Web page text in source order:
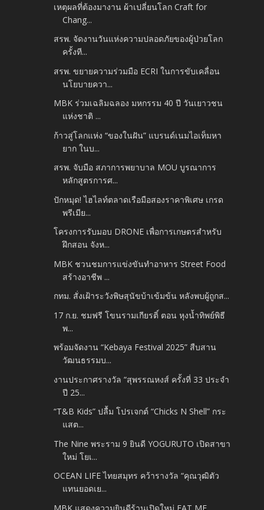
เหตุผลที่ต้องมางาน ผ้าเปลี่ยนโลก Craft for
Chang...
สรพ. จัดงานวันแห่งความปลอดภัยของผู้ป่วยโลก
ครั้งที...
สรพ. ขยายความร่วมมือ ECRI ในการขับเคลื่อน
นโยบายควา...
MBK ร่วมเฉลิมฉลอง มหกรรม 40 ปี วันเยาวชน
แห่งชาติ ...
ก้าวสู่โลกแห่ง “ของในฝัน” แบรนด์เนมไอเท็มหา
ยาก ในบ...
สรพ. จับมือ สภาการพยาบาล MOU บูรณาการ
หลักสูตรการศ...
ปักหมุด! ไฮไลท์ตลาดเรือมือสองราคาพิเศษ เกรด
พรีเมีย...
โครงการรับมอบ DRONE เพื่อการเกษตรสำหรับ
ฝึกสอน จังห...
MBK ชวนชมการแข่งขันทำอาหาร Street Food
สร้างอาชีพ ...
กทม. สั่งเฝ้าระวังพิษสุนัขบ้าเข้มข้น หลังพบผู้ถูกส...
17 ก.ย. ชมฟรี โขนรามเกียรติ์ ตอน หุงน้ำทิพย์พิธี
พ...
พร้อมจัดงาน “Kebaya Festival 2025” สืบสาน
วัฒนธรรมบ...
งานประกาศรางวัล “สุพรรณหงส์ ครั้งที่ 33 ประจำ
ปี 25...
​“T&B Kids” ปลื้ม โปรเจกต์ “Chicks N Shell” กระ
แสต...
The Nine พระราม 9 ยินดี YOGURUTO เปิดสาขา
ใหม่ โยเ...
OCEAN LIFE ไทยสมุทร คว้ารางวัล “คุณวุฒิตัว
แทนยอดเย...